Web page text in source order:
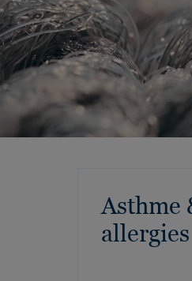
Asthme
allergies